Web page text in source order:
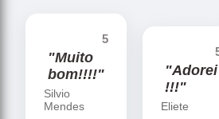
5
"Muito
bom!!!!"
Silvio
Mendes
"Adorei
!!!"
Eliete